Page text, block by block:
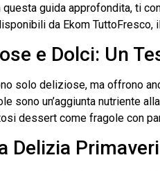
guida approfondita, ti
da Ekom TuttoFresco,
e Dolci: Un
solo deliziose, ma offrono
sono un’aggiunta nutriente
dessert come fragole con
Delizia